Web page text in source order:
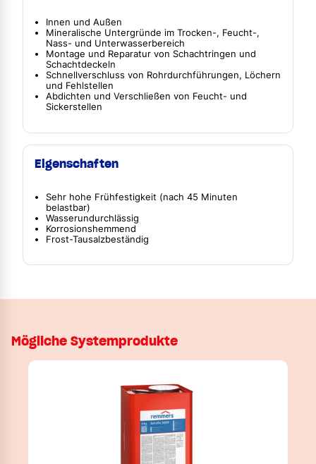
Innen und Außen
Mineralische Untergründe im Trocken-, Feucht-,
Nass- und Unterwasserbereich
Montage und Reparatur von Schachtringen und
Schachtdeckeln
Schnellverschluss von Rohrdurchführungen, Löchern
und Fehlstellen
Abdichten und Verschließen von Feucht- und
Sickerstellen
Eigenschaften
Sehr hohe Frühfestigkeit (nach 45 Minuten
belastbar)
Wasserundurchlässig
Korrosionshemmend
Frost-Tausalzbeständig
Mögliche Systemprodukte